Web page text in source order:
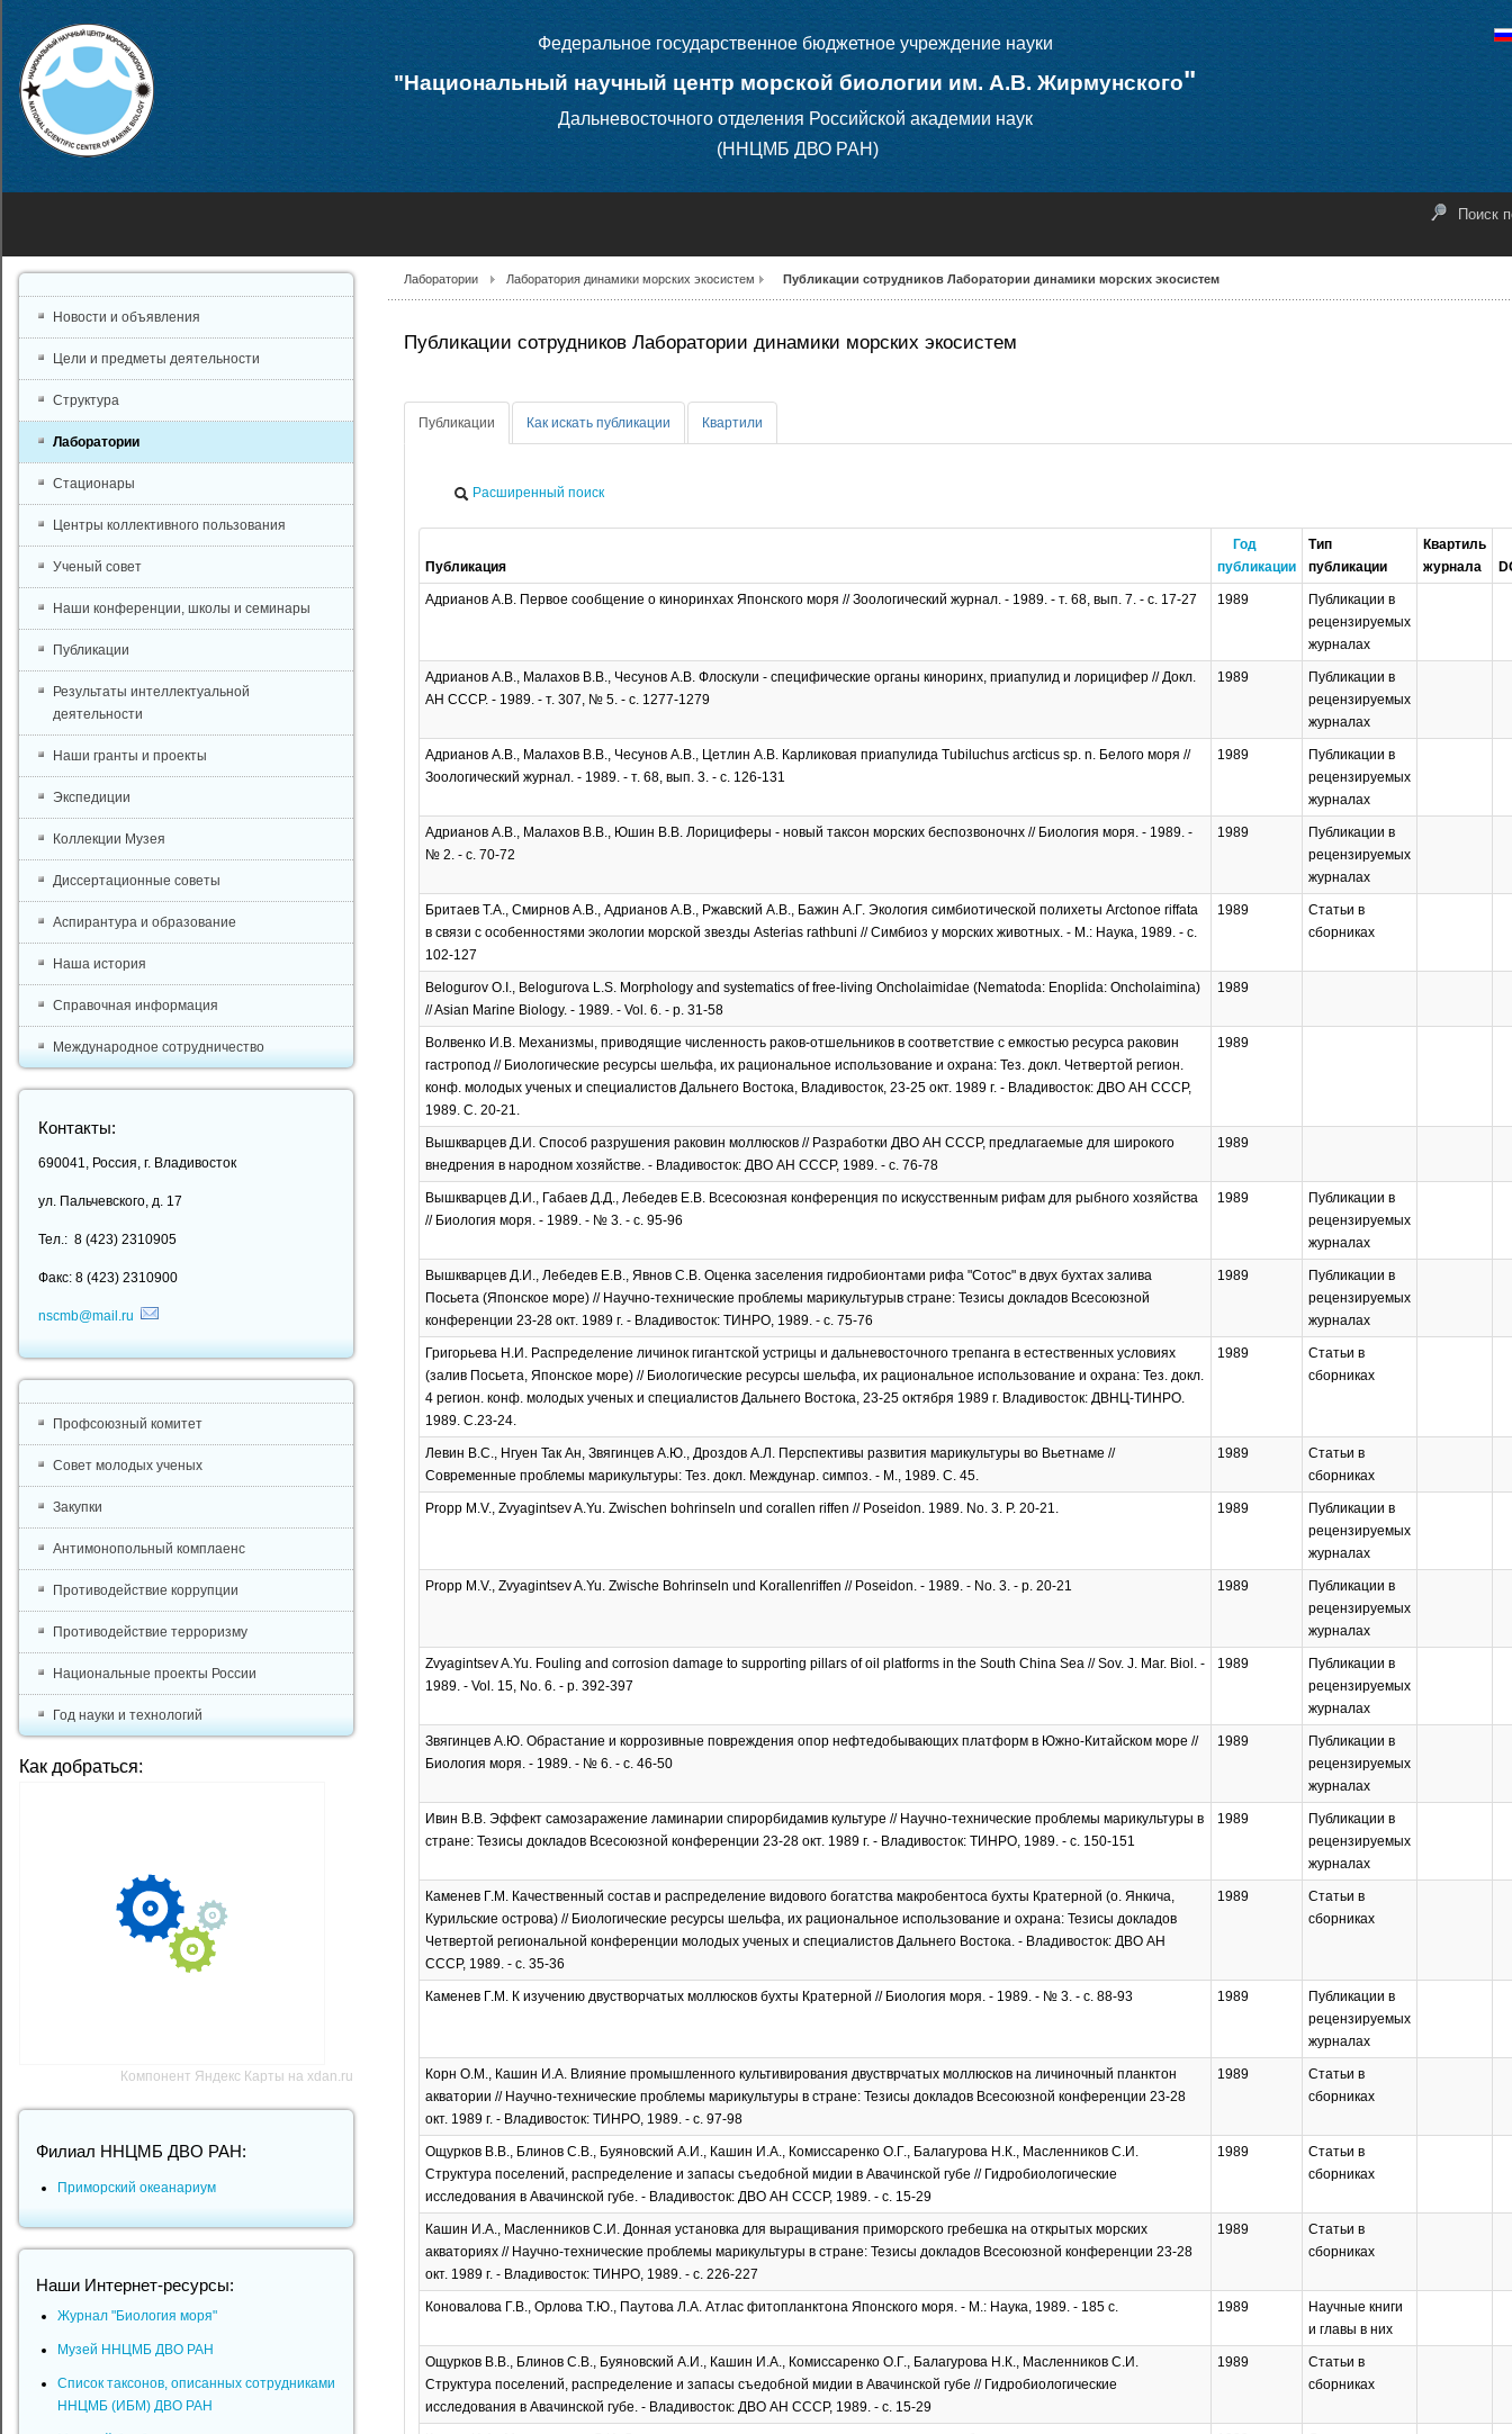
Федеральное государственное бюджетное учреждение науки
"Национальный научный центр морской биологии им. А.В. Жирмунского"
Дальневосточного отделения Российской академии наук
(ННЦМБ ДВО РАН)
Поиск
Лаборатории Лаборатория динамики морских экосистем Публикации сотрудников Лаборатории динамики морских экосистем
Публикации сотрудников Лаборатории динамики морских экосистем
Публикации Как искать публикации Квартили
Расширенный поиск
Публикация
Год
публикации
Тип
публикации
Квартиль
журнала
Адрианов А.В. Первое сообщение о киноринхах Японского моря // Зоологический журнал. - 1989. - т. 68, вып. 7. - с. 17-27 1989
Публикации в
рецензируемых
журналах
Адрианов А.В., Малахов В.В., Чесунов А.В. Флоскули - специфические органы киноринх, приапулид и лорицифер // Докл.
АН СССР. - 1989. - т. 307, № 5. - с. 1277-1279
1989
Публикации в
рецензируемых
журналах
Адрианов А.В., Малахов В.В., Чесунов А.В., Цетлин А.В. Карликовая приапулида Tubiluchus arcticus sp. n. Белого моря //
Зоологический журнал. - 1989. - т. 68, вып. 3. - с. 126-131
1989
Публикации в
рецензируемых
журналах
Адрианов А.В., Малахов В.В., Юшин В.В. Лорициферы - новый таксон морских беспозвоночнх // Биология моря. - 1989. -
№ 2. - с. 70-72
1989
Публикации в
рецензируемых
журналах
Бритаев Т.А., Смирнов А.В., Адрианов А.В., Ржавский А.В., Бажин А.Г. Экология симбиотической полихеты Arctonoe riffata
в связи с особенностями экологии морской звезды Asterias rathbuni // Симбиоз у морских животных. - М.: Наука, 1989. - с.
102-127
1989
Статьи в
сборниках
Belogurov O.I., Belogurova L.S. Morphology and systematics of free-living Oncholaimidae (Nematoda: Enoplida: Oncholaimina)
// Asian Marine Biology. - 1989. - Vol. 6. - p. 31-58
1989
Волвенко И.В. Механизмы, приводящие численность раков-отшельников в соответствие с емкостью ресурса раковин
гастропод // Биологические ресурсы шельфа, их рациональное использование и охрана: Тез. докл. Четвертой регион.
конф. молодых ученых и специалистов Дальнего Востока, Владивосток, 23-25 окт. 1989 г. - Владивосток: ДВО АН СССР,
1989. С. 20-21.
1989
Вышкварцев Д.И. Способ разрушения раковин моллюсков // Разработки ДВО АН СССР, предлагаемые для широкого
внедрения в народном хозяйстве. - Владивосток: ДВО АН СССР, 1989. - с. 76-78
1989
Вышкварцев Д.И., Габаев Д.Д., Лебедев Е.В. Всесоюзная конференция по искусственным рифам для рыбного хозяйства
// Биология моря. - 1989. - № 3. - с. 95-96
1989
Публикации в
рецензируемых
журналах
Вышкварцев Д.И., Лебедев Е.В., Явнов С.В. Оценка заселения гидробионтами рифа "Сотос" в двух бухтах залива
Посьета (Японское море) // Научно-технические проблемы марикультурыв стране: Тезисы докладов Всесоюзной
конференции 23-28 окт. 1989 г. - Владивосток: ТИНРО, 1989. - с. 75-76
1989
Публикации в
рецензируемых
журналах
Григорьева Н.И. Распределение личинок гигантской устрицы и дальневосточного трепанга в естественных условиях
(залив Посьета, Японское море) // Биологические ресурсы шельфа, их рациональное использование и охрана: Тез. докл.
4 регион. конф. молодых ученых и специалистов Дальнего Востока, 23-25 октября 1989 г. Владивосток: ДВНЦ-ТИНРО.
1989. С.23-24.
1989
Статьи в
сборниках
Левин В.С., Нгуен Так Ан, Звягинцев А.Ю., Дроздов А.Л. Перспективы развития марикультуры во Вьетнаме //
Современные проблемы марикультуры: Тез. докл. Междунар. симпоз. - М., 1989. C. 45.
1989
Статьи в
сборниках
Propp M.V., Zvyagintsev A.Yu. Zwischen bohrinseln und corallen riffen // Poseidon. 1989. No. 3. P. 20-21. 1989
Публикации в
рецензируемых
журналах
Propp M.V., Zvyagintsev A.Yu. Zwische Bohrinseln und Korallenriffen // Poseidon. - 1989. - No. 3. - p. 20-21 1989
Публикации в
рецензируемых
журналах
Zvyagintsev A.Yu. Fouling and corrosion damage to supporting pillars of oil platforms in the South China Sea // Sov. J. Mar. Biol. -
1989. - Vol. 15, No. 6. - p. 392-397
1989
Публикации в
рецензируемых
журналах
Звягинцев А.Ю. Обрастание и коррозивные повреждения опор нефтедобывающих платформ в Южно-Китайском море //
Биология моря. - 1989. - № 6. - с. 46-50
1989
Публикации в
рецензируемых
журналах
Ивин В.В. Эффект самозаражение ламинарии спирорбидамив культуре // Научно-технические проблемы марикультуры в
стране: Тезисы докладов Всесоюзной конференции 23-28 окт. 1989 г. - Владивосток: ТИНРО, 1989. - с. 150-151
1989
Публикации в
рецензируемых
журналах
Каменев Г.М. Качественный состав и распределение видового богатства макробентоса бухты Кратерной (о. Янкича,
Курильские острова) // Биологические ресурсы шельфа, их рациональное использование и охрана: Тезисы докладов
Четвертой региональной конференции молодых ученых и специалистов Дальнего Востока. - Владивосток: ДВО АН
СССР, 1989. - с. 35-36
1989
Статьи в
сборниках
Каменев Г.М. К изучению двустворчатых моллюсков бухты Кратерной // Биология моря. - 1989. - № 3. - с. 88-93 1989
Публикации в
рецензируемых
журналах
Корн О.М., Кашин И.А. Влияние промышленного культивирования двустврчатых моллюсков на личиночный планктон
акватории // Научно-технические проблемы марикультуры в стране: Тезисы докладов Всесоюзной конференции 23-28
окт. 1989 г. - Владивосток: ТИНРО, 1989. - с. 97-98
1989
Статьи в
сборниках
Ощурков В.В., Блинов С.В., Буяновский А.И., Кашин И.А., Комиссаренко О.Г., Балагурова Н.К., Масленников С.И.
Структура поселений, распределение и запасы съедобной мидии в Авачинской губе // Гидробиологические
исследования в Авачинской губе. - Владивосток: ДВО АН СССР, 1989. - с. 15-29
1989
Статьи в
сборниках
Кашин И.А., Масленников С.И. Донная установка для выращивания приморского гребешка на открытых морских
акваториях // Научно-технические проблемы марикультуры в стране: Тезисы докладов Всесоюзной конференции 23-28
окт. 1989 г. - Владивосток: ТИНРО, 1989. - с. 226-227
1989
Статьи в
сборниках
Коновалова Г.В., Орлова Т.Ю., Паутова Л.А. Атлас фитопланктона Японского моря. - М.: Наука, 1989. - 185 с. 1989
Научные книги
и главы в них
Ощурков В.В., Блинов С.В., Буяновский А.И., Кашин И.А., Комиссаренко О.Г., Балагурова Н.К., Масленников С.И.
Структура поселений, распределение и запасы съедобной мидии в Авачинской губе // Гидробиологические
исследования в Авачинской губе. - Владивосток: ДВО АН СССР, 1989. - с. 15-29
1989
Статьи в
сборниках
Новости и объявления
Цели и предметы деятельности
Структура
Лаборатории
Стационары
Центры коллективного пользования
Ученый совет
Наши конференции, школы и семинары
Публикации
Результаты интеллектуальной
деятельности
Наши гранты и проекты
Экспедиции
Коллекции Музея
Диссертационные советы
Аспирантура и образование
Наша история
Справочная информация
Международное сотрудничество
Контакты:
690041, Россия, г. Владивосток
ул. Пальчевского, д. 17
Тел.: 8 (423) 2310905
Факс: 8 (423) 2310900
nscmb@mail.ru
Профсоюзный комитет
Совет молодых ученых
Закупки
Антимонопольный комплаенс
Противодействие коррупции
Противодействие терроризму
Национальные проекты России
Год науки и технологий
Как добраться:
Компонент Яндекс Карты на xdan.ru
Филиал ННЦМБ ДВО РАН:
Приморский океанариум
Наши Интернет-ресурсы:
Журнал "Биология моря"
Музей ННЦМБ ДВО РАН
Список таксонов, описанных сотрудниками
ННЦМБ (ИБМ) ДВО РАН